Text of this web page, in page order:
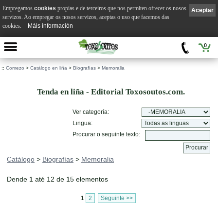
0
:: Comezo > Catálogo en liña > Biografías > Memoralia
Tenda en liña - Editorial Toxosoutos.com.
Ver categoría:
Lingua:
Procurar o seguinte texto:
Catálogo > Biografías > Memoralia
Dende 1 até 12 de 15 elementos
1 2 Seguinte >>
Aceptar
Empregamos cookies propias e de terceiros que nos permiten ofrecer os nosos
servizos. Ao empregar os nosos servizos, aceptas o uso que facemos das
cookies.
Máis información